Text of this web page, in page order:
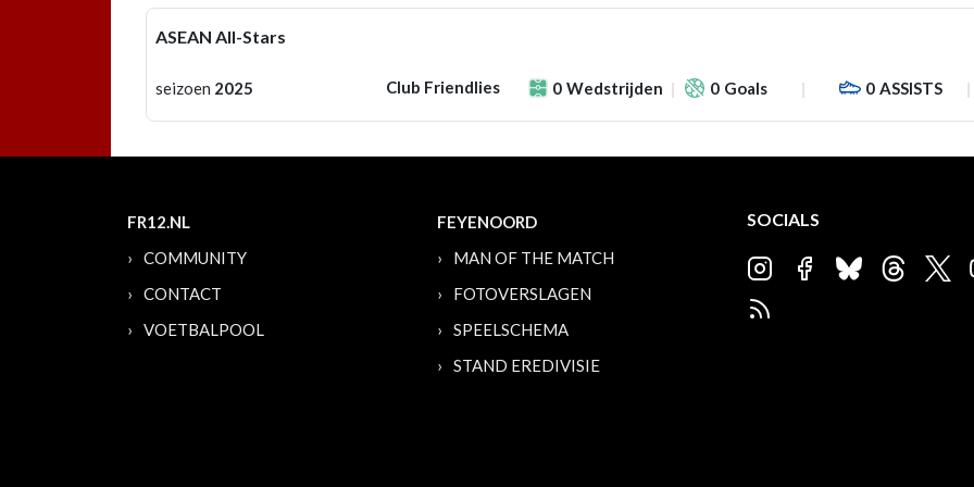
ASEAN All-Stars
seizoen 2025 Club Friendlies 0 Wedstrijden 0 Goals 0 ASSISTS
FR12.NL
COMMUNITY
CONTACT
VOETBALPOOL
FEYENOORD
MAN OF THE MATCH
FOTOVERSLAGEN
SPEELSCHEMA
STAND EREDIVISIE
SOCIALS